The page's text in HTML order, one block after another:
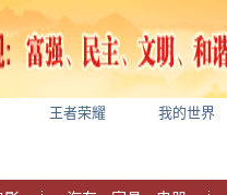
王者荣耀 我的世界